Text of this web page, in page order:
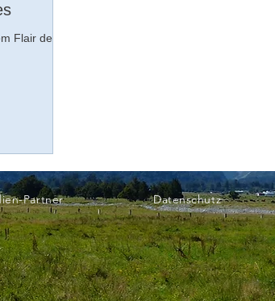
Flair der
Partner Datenschutz